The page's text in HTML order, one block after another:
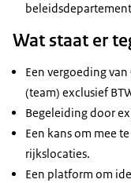
Wat staat er
Een vergoeding
(team) exclusief
Begeleiding door
Een kans om mee
rijkslocaties.
Een platform om